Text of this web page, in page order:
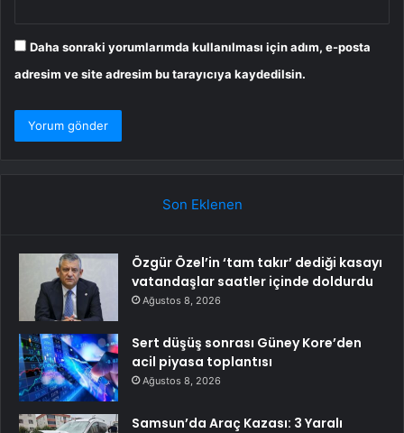
Daha sonraki yorumlarımda kullanılması için adım, e-posta
adresim ve site adresim bu tarayıcıya kaydedilsin.
Son Eklenen
Özgür Özel’in ‘tam takır’ dediği kasayı
vatandaşlar saatler içinde doldurdu
Ağustos 8, 2026
Sert düşüş sonrası Güney Kore’den
acil piyasa toplantısı
Ağustos 8, 2026
Samsun’da Araç Kazası: 3 Yaralı